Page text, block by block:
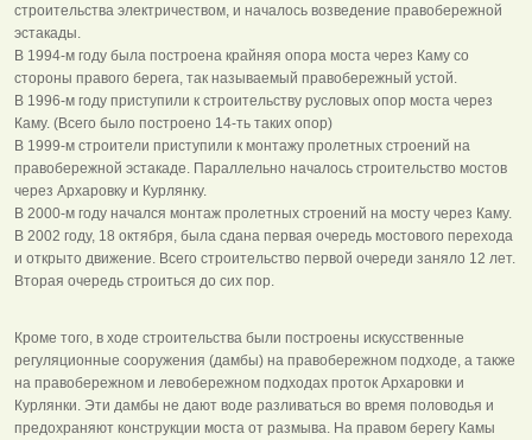
строительства электричеством, и началось возведение правобережной
эстакады.
В 1994-м году была построена крайняя опора моста через Каму со
стороны правого берега, так называемый правобережный устой.
В 1996-м году приступили к строительству русловых опор моста через
Каму. (Всего было построено 14-ть таких опор)
В 1999-м строители приступили к монтажу пролетных строений на
правобережной эстакаде. Параллельно началось строительство мостов
через Архаровку и Курлянку.
В 2000-м году начался монтаж пролетных строений на мосту через Каму.
В 2002 году, 18 октября, была сдана первая очередь мостового перехода
и открыто движение. Всего строительство первой очереди заняло 12 лет.
Вторая очередь строиться до сих пор.
Кроме того, в ходе строительства были построены искусственные
регуляционные сооружения (дамбы) на правобережном подходе, а также
на правобережном и левобережном подходах проток Архаровки и
Курлянки. Эти дамбы не дают воде разливаться во время половодья и
предохраняют конструкции моста от размыва. На правом берегу Камы